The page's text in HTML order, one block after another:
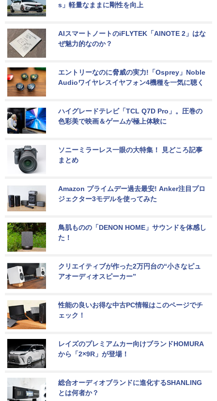
s」軽量なままに剛性を向上
AIスマートノートのiFLYTEK「AINOTE 2」はな
ぜ魅力的なのか？
エントリーなのに脅威の実力!「Osprey」Noble
Audioワイヤレスイヤフォン4機種を一気に聴く
ハイグレードテレビ「TCL Q7D Pro」。圧巻の
色彩美で映画＆ゲームが極上体験に
ソニーミラーレス一眼の大特集！ 見どころ記事
まとめ
Amazon プライムデー過去最安! Anker注目プロ
ジェクター3モデルを使ってみた
鳥肌ものの「DENON HOME」サウンドを体感し
た！
クリエイティブが作った2万円台の“小さなピュ
アオーディオスピーカー”
性能の良いお得な中古PC情報はこのページでチ
ェック！
レイズのプレミアムカー向けブランドHOMURA
から「2×9R」が登場！
総合オーディオブランドに進化するSHANLING
とは何者か？